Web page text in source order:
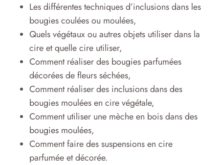
Les différentes techniques d’inclusions dans les
bougies coulées ou moulées,
Quels végétaux ou autres objets utiliser dans la
cire et quelle cire utiliser,
Comment réaliser des bougies parfumées
décorées de fleurs séchées,
Comment réaliser des inclusions dans des
bougies moulées en cire végétale,
Comment utiliser une mèche en bois dans des
bougies moulées,
Comment faire des suspensions en cire
parfumée et décorée.